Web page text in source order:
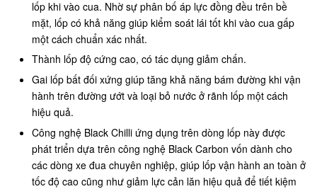
lốp khi vào cua. Nhờ sự phân bố áp lực đồng đều trên bề
mặt, lốp có khả năng giúp kiểm soát lái tốt khi vào cua gấp
một cách chuẩn xác nhất.
Thành lốp độ cứng cao, có tác dụng giảm chấn.
Gai lốp bất đối xứng giúp tăng khả năng bám đường khi vận
hành trên đường ướt và loại bỏ nước ở rãnh lốp một cách
hiệu quả.
Công nghệ Black Chilli ứng dụng trên dòng lốp này được
phát triển dựa trên công nghệ Black Carbon vốn dành cho
các dòng xe đua chuyên nghiệp, giúp lốp vận hành an toàn ở
tốc độ cao cũng như giảm lực cản lăn hiệu quả để tiết kiệm